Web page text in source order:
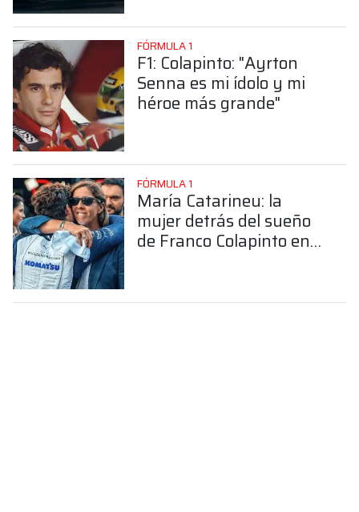
FÓRMULA 1
F1: Colapinto: "Ayrton
Senna es mi ídolo y mi
héroe más grande"
FÓRMULA 1
María Catarineu: la
mujer detrás del sueño
de Franco Colapinto en